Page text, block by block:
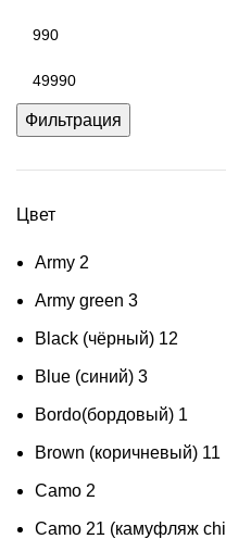
Фильтрация
Цвет
Army 2
Army green 3
Black (чёрный) 12
Blue (синий) 3
Bordo(бордовый) 1
Brown (коричневый) 11
Camo 2
Camo 21 (камуфляж